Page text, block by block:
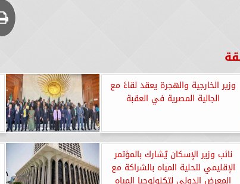
وزير الخارجية والهجرة يعقد لقاءً مع
الجالية المصرية في العقبة
نائب وزير الإسكان يٌشارك بالمؤتمر
الإقليمي لتحلية المياه بالشراكة مع
المعرض الدولي لتكنولوجيا المياه